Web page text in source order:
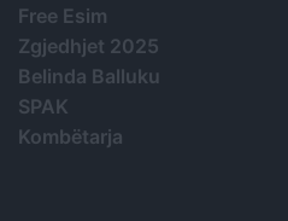
Free Esim
Zgjedhjet 2025
Belinda Balluku
SPAK
Kombëtarja